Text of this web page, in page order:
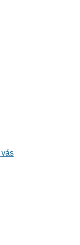
vás